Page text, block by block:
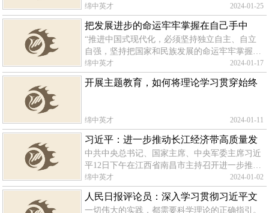
传思想文化工作取得的历史性成就，深刻阐释宣
传思想文化工作的极端重要性，围绕在新的历史
起点上继续推动文化繁荣、建设文化
绵中英才 2024-01-25
把发展进步的命运牢牢掌握在自己手中
“推进中国式现代化，必须坚持独立自主、自立
自强，坚持把国家和民族发展的命运牢牢掌握在
自己手中。”在《求是》杂志新近刊发的习近平
总书记重要文章《推进中国式现代化需要处理好
若干重大关系》中，总书记鲜明强调
绵中英才 2024-01-17
开展主题教育，如何将理论学习贯穿始终
绵中英才 2024-01-11
习近平：进一步推动长江经济带高质量发
展 更好支撑和服务中国式现代化
中共中央总书记、国家主席、中央军委主席习近
平12日下午在江西省南昌市主持召开进一步推动
长江经济带高质量发展座谈会并发表重要讲话。
他强调，要完整、准确、全面贯彻新发展理念，
坚持共抓大保护、不搞
绵中英才 2024-01-02
人民日报评论员：深入学习贯彻习近平文
化思想
一切伟大的实践，都需要科学理论的正确指引。